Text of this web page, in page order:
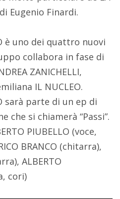
Eugenio Finardi.
è uno dei quattro nuovi
collabora in fase di
ZANICHELLI,
IL NUCLEO.
sarà parte di un ep di
che si chiamerà “Passi”.
PIUBELLO (voce,
BRANCO (chitarra),
ALBERTO
cori)